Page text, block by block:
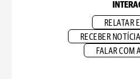
RELATAR
RECEBER
FALAR COM